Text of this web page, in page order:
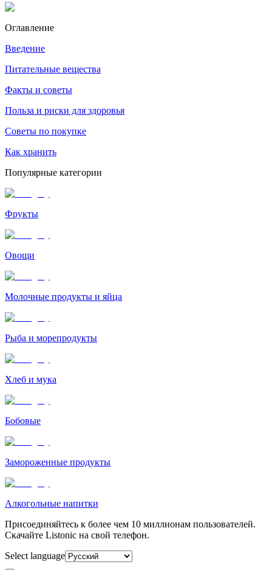
Оглавление
Введение
Питательные вещества
Факты и советы
Польза и риски для здоровья
Советы по покупке
Как хранить
Популярные категории
Фрукты
Овощи
Молочные продукты и яйца
Рыба и морепродукты
Хлеб и мука
Бобовые
Замороженные продукты
Алкогольные напитки
Присоединяйтесь к более чем 10 миллионам пользователей.
Скачайте Listonic на свой телефон.
Select language